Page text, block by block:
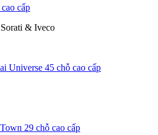
cấp
& Iveco
Universe 45 chỗ cao cấp
29 chỗ cao cấp